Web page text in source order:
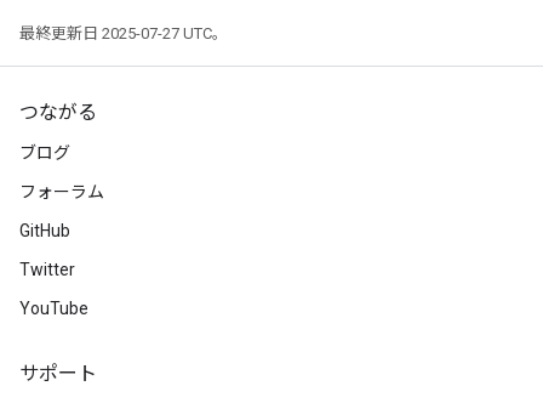
最終更新日 2025-07-27 UTC。
つながる
ブログ
フォーラム
GitHub
Twitter
YouTube
サポート